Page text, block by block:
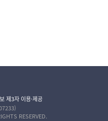
제3자 이용·제공
RESERVED.